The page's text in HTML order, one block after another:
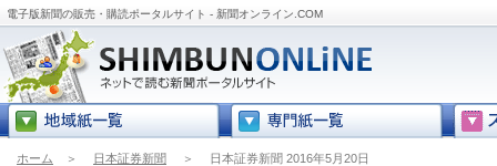
電子版新聞の販売・購読ポータルサイト - 新聞オンライン.COM
ホーム ＞ 日本証券新聞 ＞ 日本証券新聞 2016年5月20日